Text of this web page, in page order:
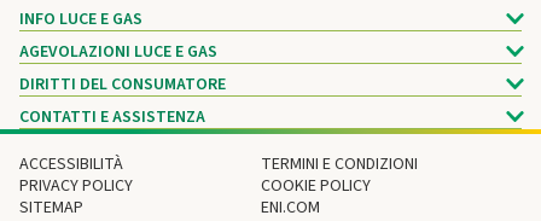
INFO LUCE E GAS
AGEVOLAZIONI LUCE E GAS
DIRITTI DEL CONSUMATORE
CONTATTI E ASSISTENZA
ACCESSIBILITÀ
TERMINI E CONDIZIONI
PRIVACY POLICY
COOKIE POLICY
SITEMAP
ENI.COM